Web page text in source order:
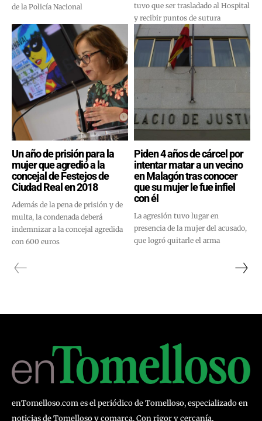
de la Policía Nacional
tuvo que ser trasladado al Hospital
y recibir puntos de sutura
Un año de prisión para la
mujer que agredió a la
concejal de Festejos de
Ciudad Real en 2018
Además de la pena de prisión y de
multa, la condenada deberá
indemnizar a la concejal agredida
con 600 euros
Piden 4 años de cárcel por
intentar matar a un vecino
en Malagón tras conocer
que su mujer le fue infiel
con él
La agresión tuvo lugar en
presencia de la mujer del acusado,
que logró quitarle el arma
enTomelloso.com es el periódico de Tomelloso, especializado en
noticias de Tomelloso y comarca. Con rigor y cercanía,